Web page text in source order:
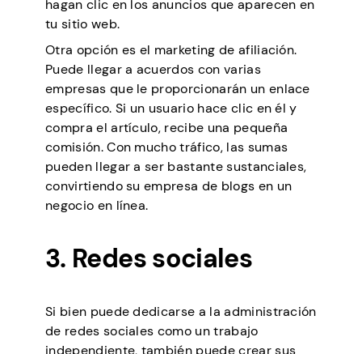
hagan clic en los anuncios que aparecen en
tu sitio web.
Otra opción es el marketing de afiliación.
Puede llegar a acuerdos con varias
empresas que le proporcionarán un enlace
específico. Si un usuario hace clic en él y
compra el artículo, recibe una pequeña
comisión. Con mucho tráfico, las sumas
pueden llegar a ser bastante sustanciales,
convirtiendo su empresa de blogs en un
negocio en línea.
3. Redes sociales
Si bien puede dedicarse a la administración
de redes sociales como un trabajo
independiente, también puede crear sus